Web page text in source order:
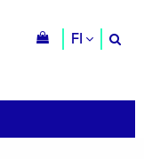
FI